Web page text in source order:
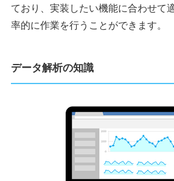
ており、実装したい機能に合わせて
率的に作業を行うことができます。
データ解析の知識